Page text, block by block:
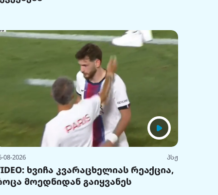
08-2026 პსჟ
ხვიჩა კვარაცხელიას რეაქცია,
მოედნიდან გაიყვანეს